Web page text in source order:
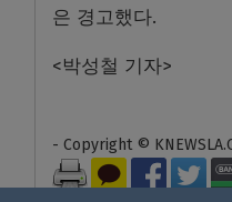
은 경고했다.
<박성철 기자>
- Copyright ©